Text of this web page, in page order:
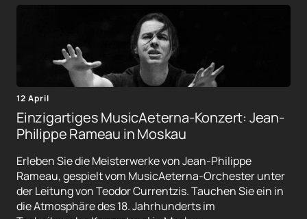
12 April
Einzigartiges MusicAeterna-Konzert: Jean-
Philippe Rameau in Moskau
Erleben Sie die Meisterwerke von Jean-Philippe
Rameau, gespielt vom MusicAeterna-Orchester unter
der Leitung von Teodor Currentzis. Tauchen Sie ein in
die Atmosphäre des 18. Jahrhunderts im